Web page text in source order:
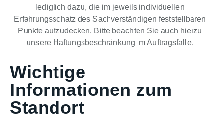
lediglich dazu, die im jeweils individuellen
Erfahrungsschatz des Sachverständigen feststellbaren
Punkte aufzudecken. Bitte beachten Sie auch hierzu
unsere Haftungsbeschränkung im Auftragsfalle.
Wichtige
Informationen zum
Standort